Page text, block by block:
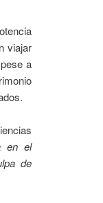
viajar
a
en el
de